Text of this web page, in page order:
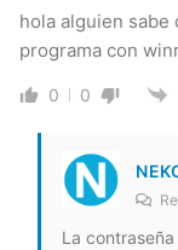
hola alguien sabe
programa con
0 0
La